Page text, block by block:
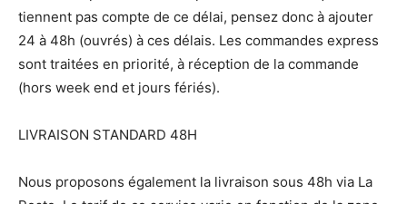
tiennent pas compte de ce délai, pensez donc à ajouter
24 à 48h (ouvrés) à ces délais. Les commandes express
sont traitées en priorité, à réception de la commande
(hors week end et jours fériés).
LIVRAISON STANDARD 48H
Nous proposons également la livraison sous 48h via La